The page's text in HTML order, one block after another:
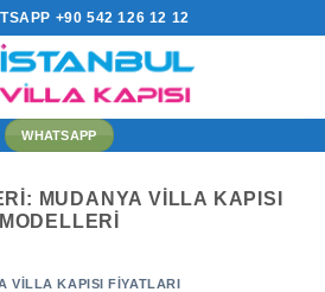
+90 542 126 12 12
WHATSAPP
MUDANYA VILLA KAPISI
MODELLERI
VILLA KAPISI FIYATLARI